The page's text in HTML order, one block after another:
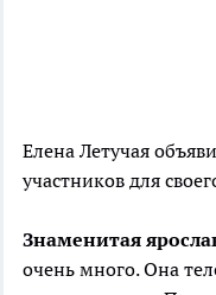
Елена Летучая
участников для
Знаменитая
очень много. Она